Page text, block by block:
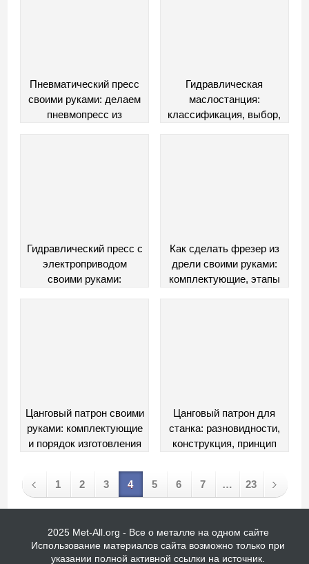
Пневматический пресс
своими руками: делаем
пневмопресс из
Гидравлическая
маслостанция:
классификация, выбор,
Гидравлический пресс с
электроприводом
своими руками:
Как сделать фрезер из
дрели своими руками:
комплектующие, этапы
Цанговый патрон своими
руками: комплектующие
и порядок изготовления
Цанговый патрон для
станка: разновидности,
конструкция, принцип
1 2 3 4 5 6 7 … 23
2025 Met-All.org - Все о металле на одном сайте
Использование материалов сайта возможно только при
указании полной активной ссылки на источник.